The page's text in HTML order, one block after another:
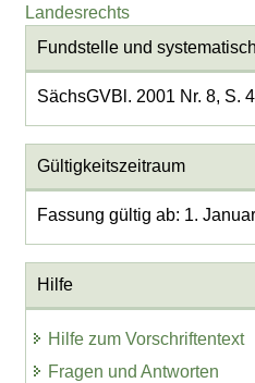
Landesrechts
Fundstelle und
SächsGVBl. 2001 Nr. 8, S.
Gültigkeitszeitraum
Fassung gültig ab: 1.
Hilfe
Hilfe zum Vorschriftentext
Fragen und Antworten